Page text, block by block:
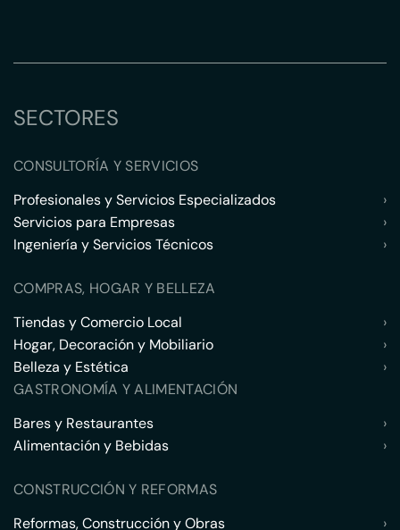
SECTORES
CONSULTORÍA Y SERVICIOS
Profesionales y Servicios Especializados
›
Servicios para Empresas
›
Ingeniería y Servicios Técnicos
›
COMPRAS, HOGAR Y BELLEZA
Tiendas y Comercio Local
›
Hogar, Decoración y Mobiliario
›
Belleza y Estética
›
GASTRONOMÍA Y ALIMENTACIÓN
Bares y Restaurantes
›
Alimentación y Bebidas
›
CONSTRUCCIÓN Y REFORMAS
Reformas, Construcción y Obras
›